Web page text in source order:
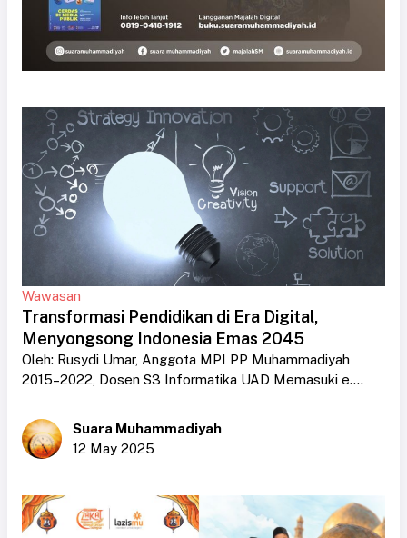
Wawasan
Transformasi Pendidikan di Era Digital,
Menyongsong Indonesia Emas 2045
Oleh: Rusydi Umar, Anggota MPI PP Muhammadiyah
2015–2022, Dosen S3 Informatika UAD Memasuki e....
Suara Muhammadiyah
12 May 2025